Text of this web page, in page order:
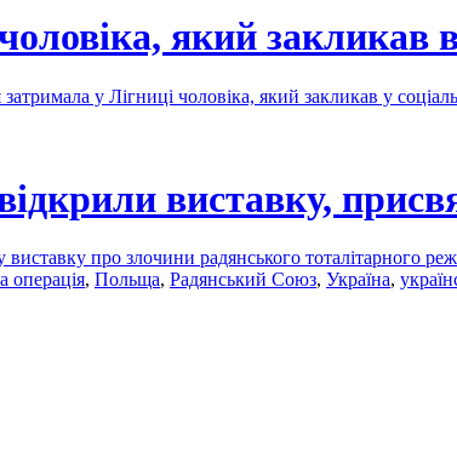
який закликав в
затримала у Лігниці чоловіка, який закликав у
виставку,
виставку про злочини радянського тоталітарного
операція, Польща, Радянський Союз, Україна,